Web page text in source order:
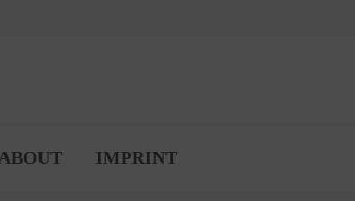
IMPRINT